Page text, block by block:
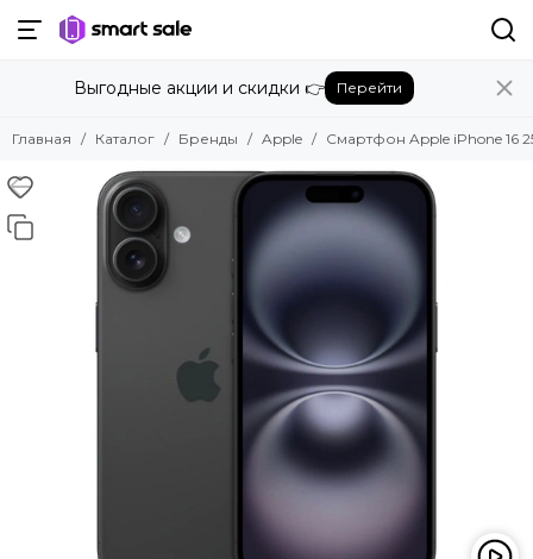
Назад
Бренды
Amazon
Apple
Bose
Microsoft
Выгодные акции и скидки 👉 Перейти
Главная Каталог Бренды Apple Смартфон Apple iPhone 16